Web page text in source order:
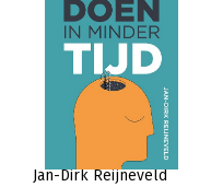
Jan-Dirk Reijneveld